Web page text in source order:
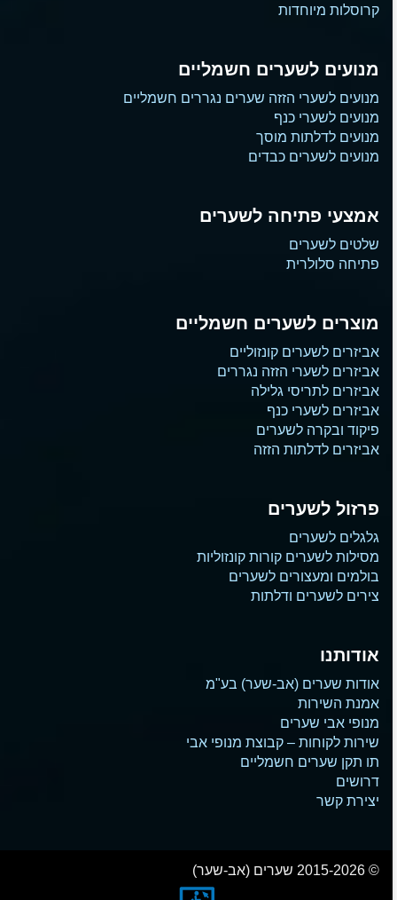
קרוסלות מיוחדות
מנועים לשערים חשמליים
מנועים לשערי הזזה שערים נגררים חשמליים
מנועים לשערי כנף
מנועים לדלתות מוסך
מנועים לשערים כבדים
אמצעי פתיחה לשערים
שלטים לשערים
פתיחה סלולרית
מוצרים לשערים חשמליים
אביזרים לשערים קונזוליים
אביזרים לשערי הזזה נגררים
אביזרים לתריסי גלילה
אביזרים לשערי כנף
פיקוד ובקרה לשערים
אביזרים לדלתות הזזה
פרזול לשערים
גלגלים לשערים
מסילות לשערים קורות קונזוליות
בולמים ומעצורים לשערים
צירים לשערים ודלתות
אודותנו
אודות שערים (אב-שער) בע"מ
אמנת השירות
מנופי אבי שערים
שירות לקוחות – קבוצת מנופי אבי
תו תקן שערים חשמליים
דרושים
יצירת קשר
© 2015-2026 שערים (אב-שער)